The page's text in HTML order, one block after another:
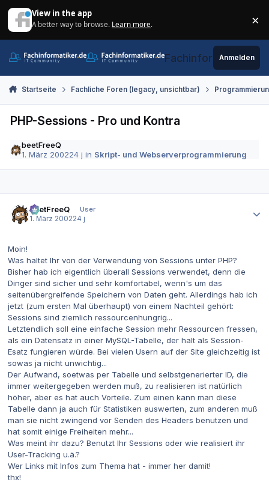
View in the app
A better way to browse. Learn more. ×
Fachinformatiker.de
Anmelden
Startseite Fachliche Foren (legacy, unsichtbar)
PHP-Sessions - Pro und Kontra
beetFreeQ
1. März 200224 j in Skript- und Webserverprogrammierung
beetFreeQ
User
1. März 200224 j
Moin!
Was haltet Ihr von der Verwendung von Sessions unter PHP?
Bisher hab ich eigentlich überall Sessions verwendet, denn die
Dinger sind sicher und sehr komfortabel, wenn's um das
seitenübergreifende Speichern von Daten geht. Allerdings hab ich
jetzt (zum ersten Mal überhaupt) von einem Nachteil gehört:
Sessions sind ziemlich ressourcenhungrig...
Letztendlich soll eine einfache Session mehr Ressourcen fressen,
als ein Datensatz in einer MySQL-Tabelle, der halt als Session-
Esatz fungieren würde. Bei vielen Usern auf der Site gleichzeitig ist
sowas ja nicht unwichtig...
Der Aufwand, soetwas per Tabelle und selbstgenerierter ID, die
immer weitergegeben werden muß, zu realisieren ist natürlich
höher, aber es hat auch Vorteile. Zum einen kann man diese
Tabelle dann ja auch für Statistiken auswerten, zum anderen muß
man sie nicht zwingend vor Senden des Headers benutzen und
hat somit einige Freiheiten mehr...
Was meint ihr dazu? Benutzt Ihr Sessions oder wie realisiert ihr
User-Tracking u.ä.?
Wer Links mit Infos zum Thema hat - immer her damit!
thx!